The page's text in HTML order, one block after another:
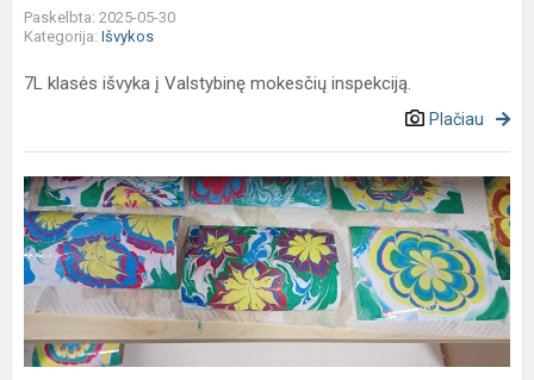
Paskelbta: 2025-05-30
Kategorija: Išvykos
7L klasės išvyka į Valstybinę mokesčių inspekciją.
Plačiau
Ebru
tapybos
edukacija
,,Metų
laikai“